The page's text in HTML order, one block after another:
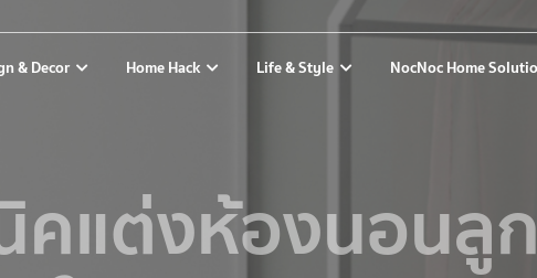
& Decor Home Hack Life & Style NocNoc Home
คแต่งห้องนอนลู